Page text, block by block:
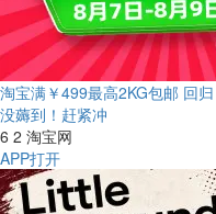
淘宝满￥499最高2KG包邮 回
没薅到！赶紧冲
6 2 淘宝网
APP打开